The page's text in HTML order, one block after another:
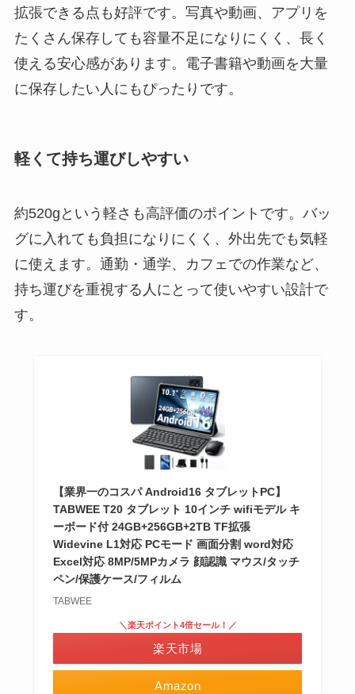
拡張できる点も好評です。写真や動画、アプリを
たくさん保存しても容量不足になりにくく、長く
使える安心感があります。電子書籍や動画を大量
に保存したい人にもぴったりです。
軽くて持ち運びしやすい
約520gという軽さも高評価のポイントです。バッ
グに入れても負担になりにくく、外出先でも気軽
に使えます。通勤・通学、カフェでの作業など、
持ち運びを重視する人にとって使いやすい設計で
す。
【業界一のコスパ Android16 タブレットPC】
TABWEE T20 タブレット 10インチ wifiモデル キ
ーボード付 24GB+256GB+2TB TF拡張
Widevine L1対応 PCモード 画面分割 word対応
Excel対応 8MP/5MPカメラ 顔認識 マウス/タッチ
ペン/保護ケース/フィルム
TABWEE
Amazon
＼楽天ポイント4倍セール！／
楽天市場